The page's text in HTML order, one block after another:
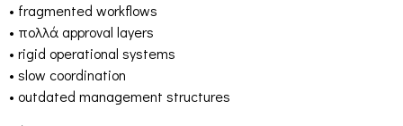
• fragmented workflows
• πολλά approval layers
• rigid operational systems
• slow coordination
• outdated management structures